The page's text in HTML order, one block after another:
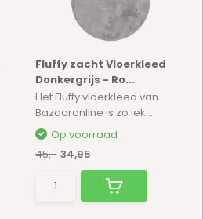
Fluffy zacht Vloerkleed
Donkergrijs - Ro...
Het Fluffy vloerkleed van
Bazaaronline is zo lek...
Op voorraad
45,- 34,95